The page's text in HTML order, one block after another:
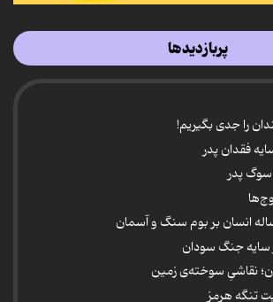
پربازدیدها
را جدی بگیریم!
فقدان پدر
سوگ پدر
انسان بر بوم سنگ و آسمان
سایه جنگ سودان
نقاشیِ سوخته‌ی زمین
تنگه هرمز